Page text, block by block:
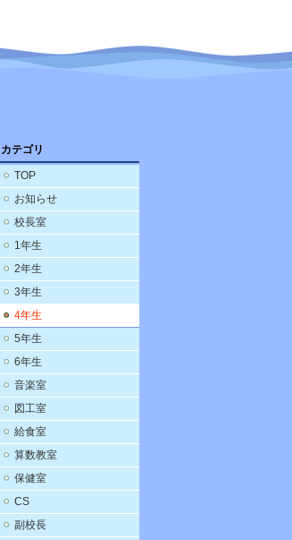
カテゴリ
TOP
お知らせ
校長室
1年生
2年生
3年生
4年生
5年生
6年生
音楽室
図工室
給食室
算数教室
保健室
CS
副校長